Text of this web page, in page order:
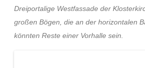
Dreiportalige Westfassade der
großen Bögen, die an der horizontalen
könnten Reste einer Vorhalle sein.